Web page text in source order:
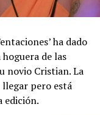
ha dado
de las
novio Cristian. La
llegar pero está
edición.